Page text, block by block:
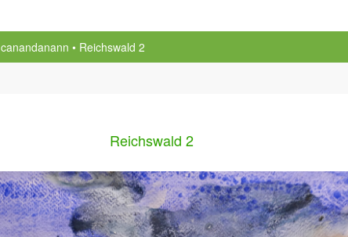
canandanann
Reichswald 2
Reichswald 2